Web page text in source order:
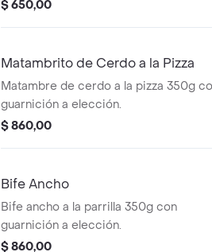
$ 650,00
Matambrito de Cerdo a la Pizza
Matambre de cerdo a la pizza 350g
guarnición a elección.
$ 860,00
Bife Ancho
Bife ancho a la parrilla 350g con
guarnición a elección.
$ 860,00